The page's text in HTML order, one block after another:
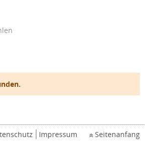
Impressum Seitenanfang